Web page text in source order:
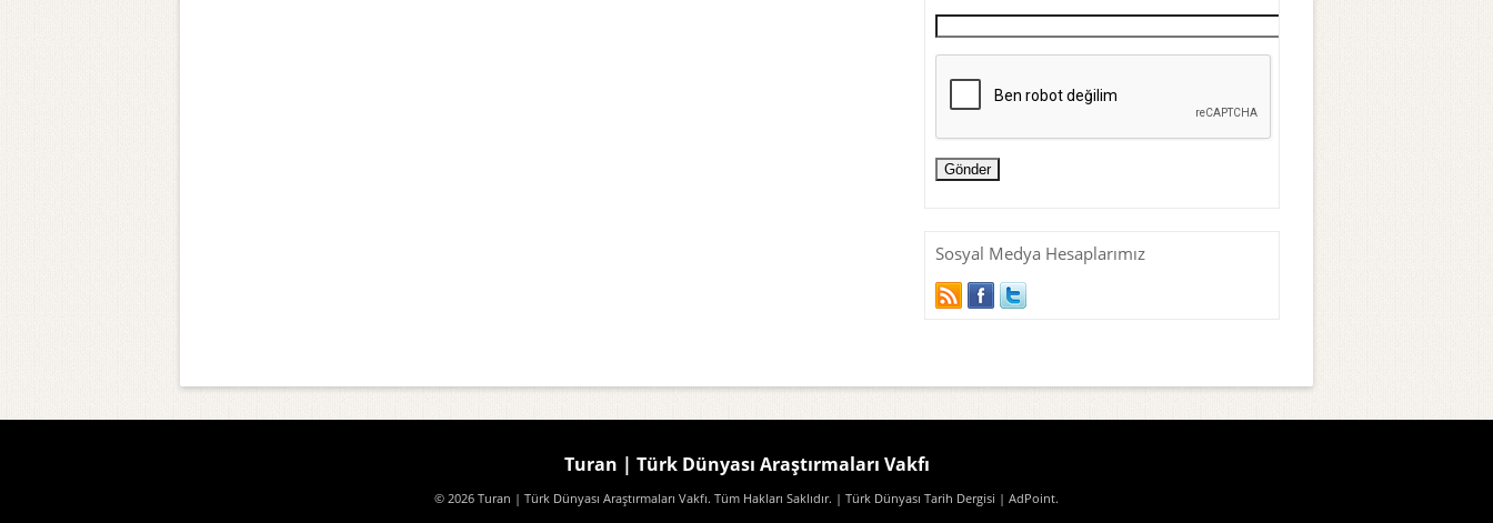
Sosyal Medya Hesaplarımız
Turan | Türk Dünyası Araştırmaları Vakfı
© 2026 Turan | Türk Dünyası Araştırmaları Vakfı. Tüm Hakları Saklıdır. | Türk Dünyası Tarih Dergisi | AdPoint.